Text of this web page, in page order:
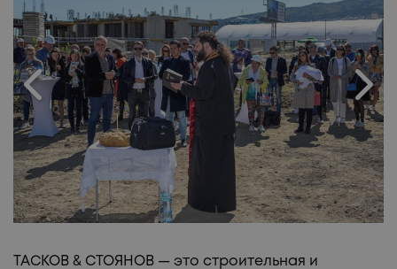
ИЩЕМ
УЧАСТКИ!
ТАСКОВ & СТОЯНОВ — это строительная и